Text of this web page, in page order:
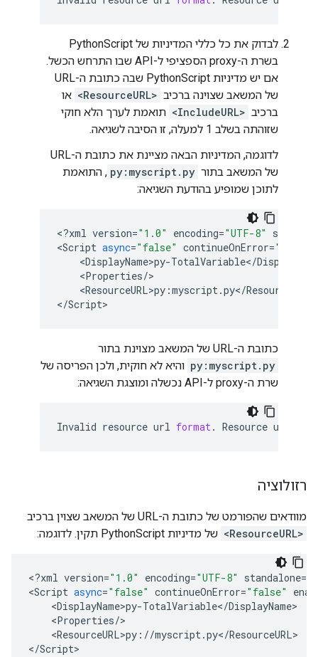
לבדוק את כל כללי המדיניות של PythonScript
בשרת ה-proxy הספציפי ל-API שבו התרחש הכשל.
אם יש מדיניות PythonScript שבה כתובת ה-URL
של המשאב שצוינה ברכיב <ResourceURL> או
ברכיב <IncludeURL> תואמת לערך הלא חוקי
שזוהתה בשלב 1 למעלה, זו הסיבה לשגיאה.
לדוגמה, המדיניות הבאה מציינת את כתובת ה-URL
של המשאב בתור py:myscript.py , התואמת
לתוכן שמופיע בהודעת השגיאה:
<?xml version="1.0" encoding="UTF-8"
<Script async="false" continueOnError="false"
    <
DisplayName>py-TotalVariable</
    <
Properties/>
    <
ResourceURL>py :myscript.py</ResourceURL
</Script>
כתובת ה-URL של המשאב מצוינת בתור
py:myscript.py והיא לא חוקית, ולכן הפריסה של
שרת ה-proxy ל-API נכשלה ומוצגת השגיאה:
Invalid resource url format. Resource url
רזולוציה
מוודאים שהפורמט של כתובת ה-URL של המשאב שצוין ברכיב
<ResourceURL> של מדיניות PythonScript תקין. לדוגמה:
<?xml version="1.0" encoding="UTF-8" standalone=
<Script async="false" continueOnError="false"
    <
DisplayName>py-TotalVariable</DisplayName>
    <
Properties/>
    <
ResourceURL>py : //myscript.py</ResourceURL>
</Script>